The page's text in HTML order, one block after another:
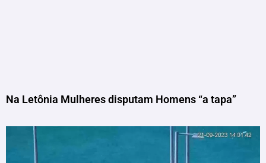
Na Letônia Mulheres disputam Homens “a tapa”